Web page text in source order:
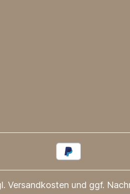
Versandkosten und ggf.